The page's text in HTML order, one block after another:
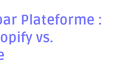
Plateforme :
vs.